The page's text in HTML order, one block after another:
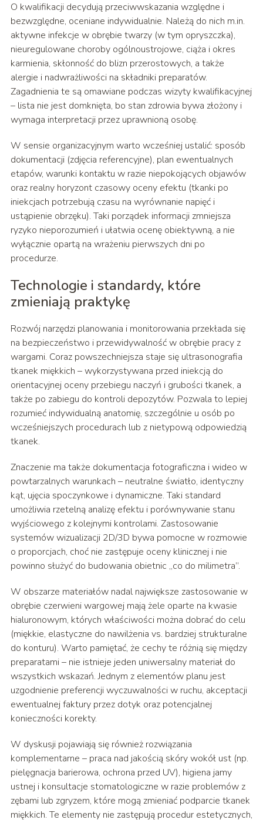
O kwalifikacji decydują przeciwwskazania względne i
bezwzględne, oceniane indywidualnie. Należą do nich m.in.
aktywne infekcje w obrębie twarzy (w tym opryszczka),
nieuregulowane choroby ogólnoustrojowe, ciąża i okres
karmienia, skłonność do blizn przerostowych, a także
alergie i nadwrażliwości na składniki preparatów.
Zagadnienia te są omawiane podczas wizyty kwalifikacyjnej
– lista nie jest domknięta, bo stan zdrowia bywa złożony i
wymaga interpretacji przez uprawnioną osobę.
W sensie organizacyjnym warto wcześniej ustalić: sposób
dokumentacji (zdjęcia referencyjne), plan ewentualnych
etapów, warunki kontaktu w razie niepokojących objawów
oraz realny horyzont czasowy oceny efektu (tkanki po
iniekcjach potrzebują czasu na wyrównanie napięć i
ustąpienie obrzęku). Taki porządek informacji zmniejsza
ryzyko nieporozumień i ułatwia ocenę obiektywną, a nie
wyłącznie opartą na wrażeniu pierwszych dni po
procedurze.
Technologie i standardy, które
zmieniają praktykę
Rozwój narzędzi planowania i monitorowania przekłada się
na bezpieczeństwo i przewidywalność w obrębie pracy z
wargami. Coraz powszechniejsza staje się ultrasonografia
tkanek miękkich – wykorzystywana przed iniekcją do
orientacyjnej oceny przebiegu naczyń i grubości tkanek, a
także po zabiegu do kontroli depozytów. Pozwala to lepiej
rozumieć indywidualną anatomię, szczególnie u osób po
wcześniejszych procedurach lub z nietypową odpowiedzią
tkanek.
Znaczenie ma także dokumentacja fotograficzna i wideo w
powtarzalnych warunkach – neutralne światło, identyczny
kąt, ujęcia spoczynkowe i dynamiczne. Taki standard
umożliwia rzetelną analizę efektu i porównywanie stanu
wyjściowego z kolejnymi kontrolami. Zastosowanie
systemów wizualizacji 2D/3D bywa pomocne w rozmowie
o proporcjach, choć nie zastępuje oceny klinicznej i nie
powinno służyć do budowania obietnic „co do milimetra”.
W obszarze materiałów nadal największe zastosowanie w
obrębie czerwieni wargowej mają żele oparte na kwasie
hialuronowym, których właściwości można dobrać do celu
(miękkie, elastyczne do nawilżenia vs. bardziej strukturalne
do konturu). Warto pamiętać, że cechy te różnią się między
preparatami – nie istnieje jeden uniwersalny materiał do
wszystkich wskazań. Jednym z elementów planu jest
uzgodnienie preferencji wyczuwalności w ruchu, akceptacji
ewentualnej faktury przez dotyk oraz potencjalnej
konieczności korekty.
W dyskusji pojawiają się również rozwiązania
komplementarne – praca nad jakością skóry wokół ust (np.
pielęgnacja barierowa, ochrona przed UV), higiena jamy
ustnej i konsultacje stomatologiczne w razie problemów z
zębami lub zgryzem, które mogą zmieniać podparcie tkanek
miękkich. Te elementy nie zastępują procedur estetycznych,